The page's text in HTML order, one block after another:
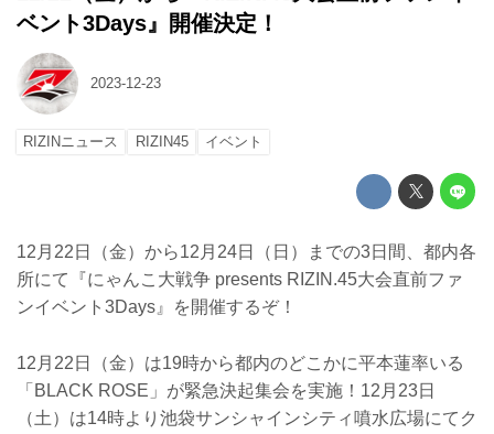
ベント3Days』開催決定！
2023-12-23
RIZINニュース RIZIN45 イベント
12月22日（金）から12月24日（日）までの3日間、都内各
所にて『にゃんこ大戦争 presents RIZIN.45大会直前ファ
ンイベント3Days』を開催するぞ！
12月22日（金）は19時から都内のどこかに平本蓮率いる
「BLACK ROSE」が緊急決起集会を実施！12月23日
（土）は14時より池袋サンシャインシティ噴水広場にてク